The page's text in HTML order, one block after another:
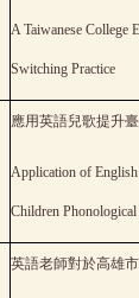
A Taiwanese College
Switching Practice
應用英語兒歌提升
Application of
Children
英語老師對於高雄